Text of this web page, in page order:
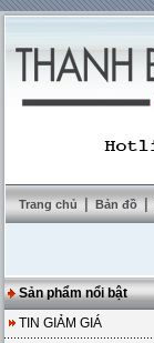
Trang chủ | Bản đồ |
Sản phẩm nổi bật
TIN GIẢM GIÁ